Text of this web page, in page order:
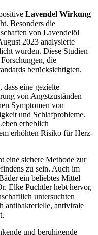
Lavendel Wirkung
Besonders die
von Lavendelöl
2023 analysierte
wurden. Diese Studien
die
berücksichtigten.
eine gezielte
von Angstzuständen
Symptomen von
und Schlafprobleme.
erheblich
erhöhten Risiko für Herz-
eine sichere Methode zur
zu sein. Auch im
ein beliebtes Mittel
Elke Puchtler hebt hervor,
untersuchten
antibakterielle, antivirale
und beruhigende